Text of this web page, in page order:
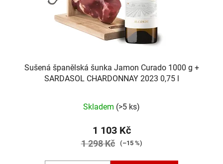
Sušená španělská šunka Jamon Curado 1000 g +
SARDASOL CHARDONNAY 2023 0,75 l
Skladem (>5 ks)
1 103 Kč
1 298 Kč (–15 %)